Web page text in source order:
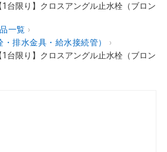
1台限り】クロスアングル止水栓（ブロン
一覧 ›
排水金具・給水接続管）
›
1台限り】クロスアングル止水栓（ブロン